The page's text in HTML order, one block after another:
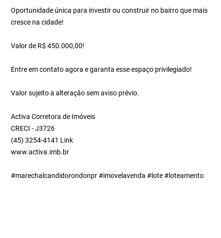
Oportunidade única para investir ou construir no bairro que mais
cresce na cidade!
Valor de R$ 450.000,00!
Entre em contato agora e garanta esse espaço privilegiado!
Valor sujeito a alteração sem aviso prévio.
Activa Corretora de Imóveis
CRECI - J3726
(45) 3254-4141 Link
www.activa.imb.br
#marechalcandidorondonpr #imovelavenda #lote #loteamento